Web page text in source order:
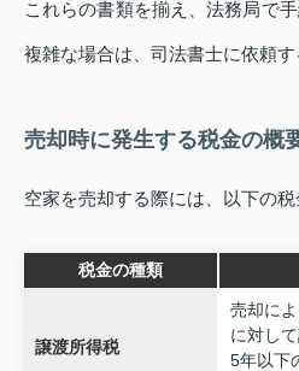
これらの書類を揃え、法務局で
複雑な場合は、司法書士に依頼す
売却時に発生する税金の概
空家を売却する際には、以下の税
税金の種類
譲渡所得税
売却に
に対し
5年以下